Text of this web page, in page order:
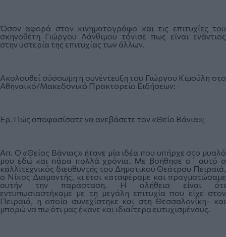
Όσον αφορά στον κινηματογράφο και τις επιτυχίες του
σκηνοθέτη Γιώργου Λάνθιμου τόνισε πως είναι ενάντιος
στην υστερία της επιτυχίας των άλλων.
Ακολουθεί σύσσωμη η συνέντευξη του Γιώργου Κιμούλη στο
Αθηναϊκό/Μακεδονικό Πρακτορείο Ειδήσεων:
Ερ. Πώς αποφασίσατε να ανεβάσετε τον «Θείο Βάνια»;
Απ. Ο «Θείος Βάνιας» ήτανε μία ιδέα που υπήρχε στο μυαλό
μου εδώ και πάρα πολλά χρόνια. Με βοήθησε σ΄ αυτό ο
καλλιτεχνικός διευθυντής του Δημοτικού Θεάτρου Πειραιά,
ο Νίκος Διαμαντής, κι έτσι καταφέραμε και πραγματώσαμε
αυτήν την παράσταση. Η αλήθεια είναι ότι
εντυπωσιαστήκαμε με τη μεγάλη επιτυχία που είχε στον
Πειραιά, η οποία συνεχίστηκε και στη Θεσσαλονίκη- και
μπορώ να πω ότι μας έκανε και ιδιαίτερα ευτυχισμένους.